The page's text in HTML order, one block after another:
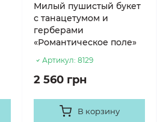
Милый пушистый букет
с танацетумом и
герберами
«Романтическое поле»
Артикул: 8129
2 560 грн
В корзину